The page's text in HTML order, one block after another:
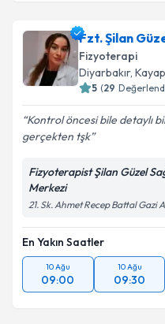
Fzt. Şilan
Fizyoterapi
Diyarbakır,
5 (29
Kontrol öncesi bile detaylı
gerçekten tşk
Fizyoterapist Şilan Güzel
Merkezi
21. Sk. Ahmet Recep Battal Gazi
En Yakın Saatler
10 Ağu
09:00
10 Ağu
09:30